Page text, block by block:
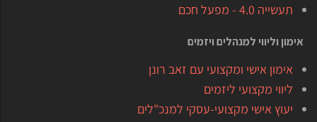
תעשייה 4.0 - מפעל חכם
אימון וליווי למנהלים ויזמים
אימון אישי ומקצועי עם זאב רונן
ליווי מקצועי ליזמים
יעוץ אישי מקצועי-עסקי למנכ"לים